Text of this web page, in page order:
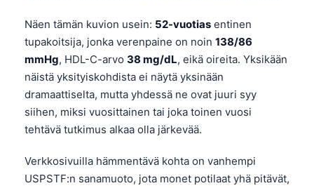
Näen tämän kuvion usein: 52-vuotias entinen
tupakoitsija, jonka verenpaine on noin 138/86
mmHg, HDL-C-arvo 38 mg/dL, eikä oireita. Yksikään
näistä yksityiskohdista ei näytä yksinään
dramaattiselta, mutta yhdessä ne ovat juuri syy
siihen, miksi vuosittainen tai joka toinen vuosi
tehtävä tutkimus alkaa olla järkevää.
Verkkosivuilla hämmentävä kohta on vanhempi
USPSTF:n sanamuoto, jota monet potilaat yhä pitävät,